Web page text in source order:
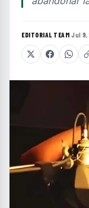
EDITORIAL TEAM·Jul 9,